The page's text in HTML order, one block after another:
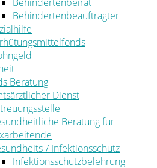
Behindertenbeauftragter
Beratung
Dienst
Beratung für
Infektionsschutz
Infektionsschutzbelehrung